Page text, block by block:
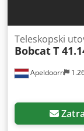
Apeldoorn
Teleskopski
BobcatT